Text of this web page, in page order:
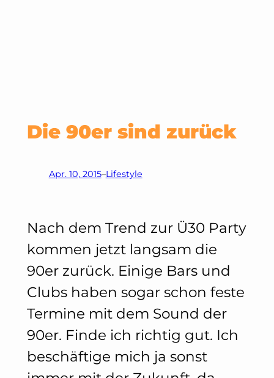
Die 90er sind zurück
Apr. 10, 2015–Lifestyle
Nach dem Trend zur Ü30 Party
kommen jetzt langsam die
90er zurück. Einige Bars und
Clubs haben sogar schon feste
Termine mit dem Sound der
90er. Finde ich richtig gut. Ich
beschäftige mich ja sonst